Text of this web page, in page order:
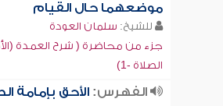
موضعهما حال القيام
للشيخ: سلمان العودة
جزء من محاضرة ( شرح العمدة
الصلاة -1)
الفهرس:الأحق بإمامة